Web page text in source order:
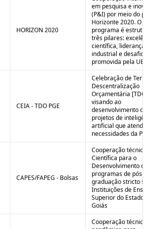
HORIZON 2020
em pesquisa e
(P&I) por meio do
Horizonte 2020. O
programa é
três pilares:
científica, liderança
industrial e
promovida pela UE.
CEIA - TDO PGE
Celebração de
Descentralização
Orçamentária
visando ao
desenvolvimento de
projetos de
artificial que
necessidades da
CAPES/FAPEG - Bolsas
Cooperação
Científica para o
Desenvolvimento
programas de pós-
graduação stricto
Instituições de
Superior do Estado
Goiás
Cooperação